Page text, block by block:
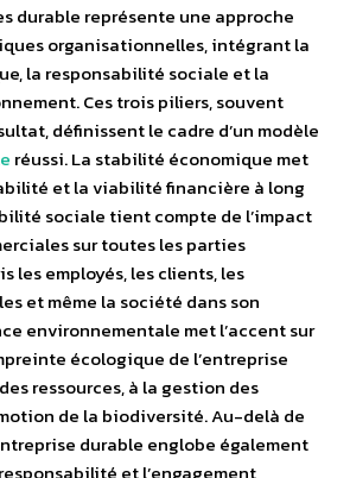
durable représente une approche
organisationnelles, intégrant la
la responsabilité sociale et la
Ces trois piliers, souvent
définissent le cadre d’un modèle
réussi. La stabilité économique met
et la viabilité financière à long
sociale tient compte de l’impact
sur toutes les parties
les employés, les clients, les
et même la société dans son
environnementale met l’accent sur
écologique de l’entreprise
ressources, à la gestion des
de la biodiversité. Au-delà de
durable englobe également
et l’engagement